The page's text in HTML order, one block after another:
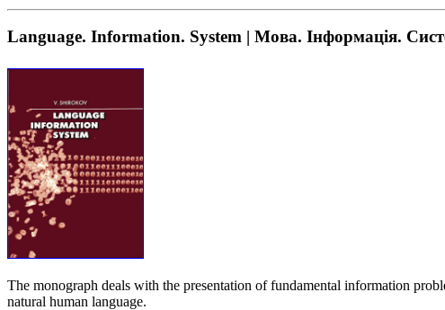
Language. Information. System | Мова. Інформація.
The monograph deals with the presentation of fundamental information
natural human language.